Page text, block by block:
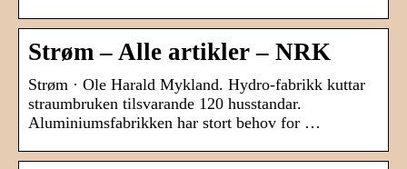
Strøm – Alle artikler – NRK
Strøm · Ole Harald Mykland. Hydro-fabrikk kuttar
straumbruken tilsvarande 120 husstandar.
Aluminiumsfabrikken har stort behov for …